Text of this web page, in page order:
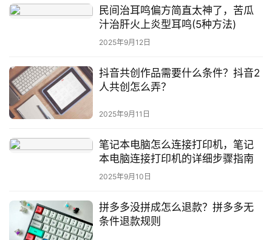
问
民间治耳鸣偏方简直太神了，苦瓜
汁治肝火上炎型耳鸣(5种方法)
2025年9月12日
抖音共创作品需要什么条件？抖音2
人共创怎么弄？
2025年9月11日
笔记本电脑怎么连接打印机，笔记
本电脑连接打印机的详细步骤指南
2025年9月10日
拼多多没拼成怎么退款？拼多多无
条件退款规则